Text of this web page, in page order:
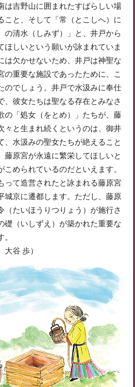
は吉野山に囲まれたすばらしい場
こと、そして「常（とこしへ）に
清水（しみず）」と、井戸から
ほしいという願いが詠まれていま
は欠かせないため、井戸は神聖な
の重要な施設であったために、こ
のでしょう。井戸で水汲みに奉仕
、彼女たちは聖なる存在とみなさ
の「処女（をとめ）」たちが、藤
々と生まれ続くというのは、御井
、水汲みの聖女たちが絶えること
藤原宮が永遠に繁栄してほしいと
こめられているのだといえます。
って造営されたと詠まれる藤原宮
城京に遷都します。ただし、藤原
（たいほうりつりょう）が施行さ
礎（いしずえ）が築かれた重要な
谷 歩）